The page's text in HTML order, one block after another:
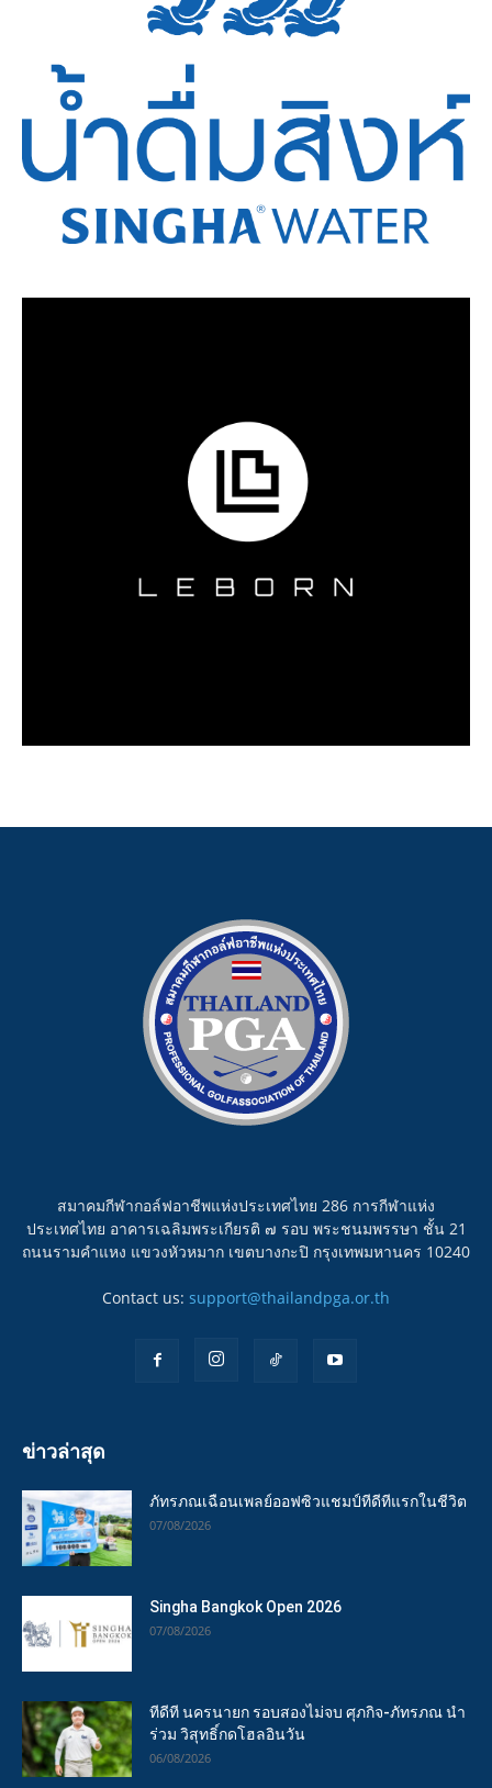
สมาคมกีฬากอล์ฟอาชีพแห่งประเทศไทย 286 การกีฬาแห่ง
ประเทศไทย อาคารเฉลิมพระเกียรติ ๗ รอบ พระชนมพรรษา ชั้น 21
ถนนรามคำแหง แขวงหัวหมาก เขตบางกะปิ กรุงเทพมหานคร 10240
Contact us: support@thailandpga.or.th
ข่าวล่าสุด
ภัทรภณเฉือนเพลย์ออฟซิวแชมป์ทีดีทีแรกในชีวิต
07/08/2026
Singha Bangkok Open 2026
07/08/2026
ทีดีที นครนายก รอบสองไม่จบ ศุภกิจ-ภัทรภณ นำ
ร่วม วิสุทธิ์กดโฮลอินวัน
06/08/2026